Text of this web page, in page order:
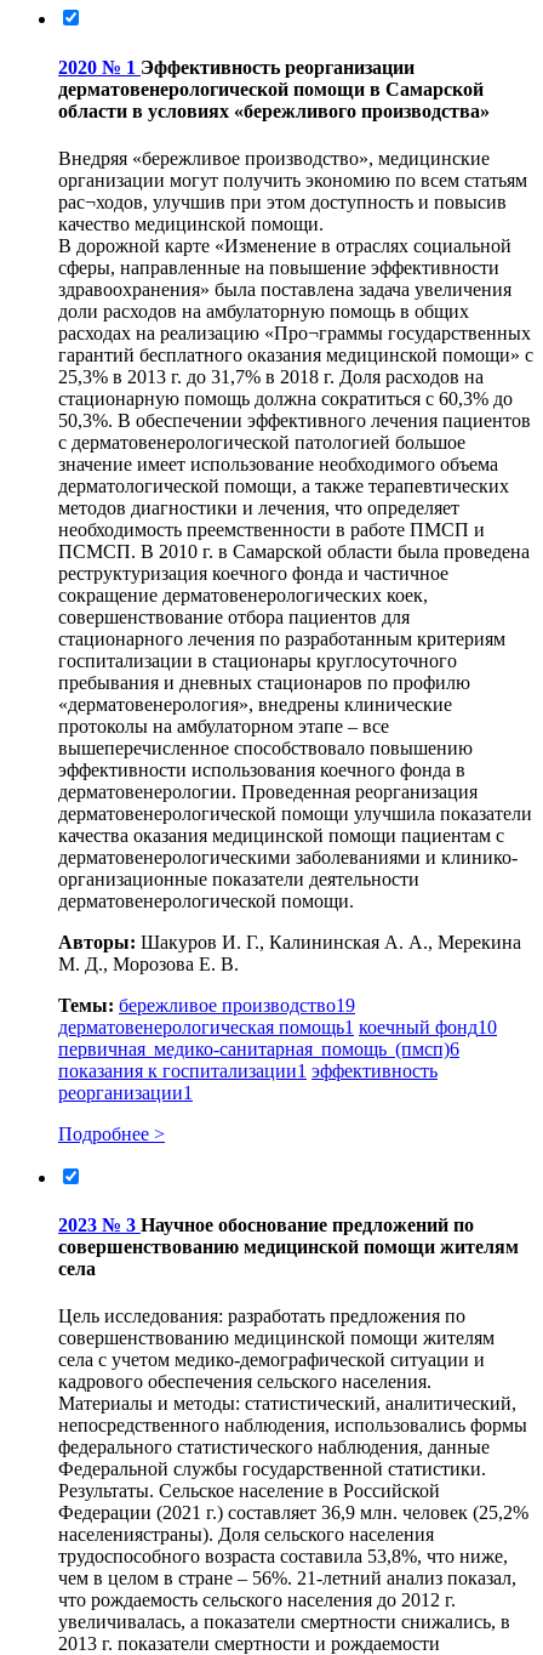
2020 № 1 Эффективность реорганизации
дерматовенерологической помощи в Самарской
области в условиях «бережливого производства»
Внедряя «бережливое производство», медицинские
организации могут получить экономию по всем статьям
рас¬ходов, улучшив при этом доступность и повысив
качество медицинской помощи.
В дорожной карте «Изменение в отраслях социальной
сферы, направленные на повышение эффективности
здравоохранения» была поставлена задача увеличения
доли расходов на амбулаторную помощь в общих
расходах на реализацию «Про¬граммы государственных
гарантий бесплатного оказания медицинской помощи» с
25,3% в 2013 г. до 31,7% в 2018 г. Доля расходов на
стационарную помощь должна сократиться с 60,3% до
50,3%. В обеспечении эффективного лечения пациентов
с дерматовенерологической патологией большое
значение имеет использование необходимого объема
дерматологической помощи, а также терапевтических
методов диагностики и лечения, что определяет
необходимость преемственности в работе ПМСП и
ПСМСП. В 2010 г. в Самарской области была проведена
реструктуризация коечного фонда и частичное
сокращение дерматовенерологических коек,
совершенствование отбора пациентов для
стационарного лечения по разработанным критериям
госпитализации в стационары круглосуточного
пребывания и дневных стационаров по профилю
«дерматовенерология», внедрены клинические
протоколы на амбулаторном этапе – все
вышеперечисленное способствовало повышению
эффективности использования коечного фонда в
дерматовенерологии. Проведенная реорганизация
дерматовенерологической помощи улучшила показатели
качества оказания медицинской помощи пациентам с
дерматовенерологическими заболеваниями и клинико-
организационные показатели деятельности
дерматовенерологической помощи.
Авторы: Шакуров И. Г., Калининская А. А., Мерекина
М. Д., Морозова Е. В.
Темы: бережливое производство19
дерматовенерологическая помощь1 коечный фонд10
первичная медико-санитарная помощь (пмсп)6
показания к госпитализации1 эффективность
реорганизации1
Подробнее >
2023 № 3 Научное обоснование предложений по
совершенствованию медицинской помощи жителям
села
Цель исследования: разработать предложения по
совершенствованию медицинской помощи жителям
села с учетом медико-демографической ситуации и
кадрового обеспечения сельского населения.
Материалы и методы: статистический, аналитический,
непосредственного наблюдения, использовались формы
федерального статистического наблюдения, данные
Федеральной службы государственной статистики.
Результаты. Сельское население в Российской
Федерации (2021 г.) составляет 36,9 млн. человек (25,2%
населениястраны). Доля сельского населения
трудоспособного возраста составила 53,8%, что ниже,
чем в целом в стране – 56%. 21-летний анализ показал,
что рождаемость сельского населения до 2012 г.
увеличивалась, а показатели смертности снижались, в
2013 г. показатели смертности и рождаемости